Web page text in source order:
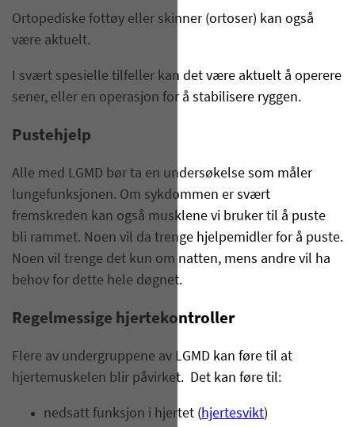
Ortopediske fottøy eller skinner (ortoser) kan også
være aktuelt.
I svært spesielle tilfeller kan det være aktuelt å operere
sener, eller en operasjon for å stabilisere ryggen.
Pustehjelp
Alle med LGMD bør ta en undersøkelse som måler
lungefunksjonen. Om sykdommen er svært
fremskreden kan også musklene vi bruker til å puste
bli rammet. Noen vil da trenge hjelpemidler for å puste.
Noen vil trenge det kun om natten, mens andre vil ha
behov for dette hele døgnet.
Regelmessige hjertekontroller
Flere av undergruppene av LGMD kan føre til at
hjertemuskelen blir påvirket. Det kan føre til:
nedsatt funksjon i hjertet (hjertesvikt)